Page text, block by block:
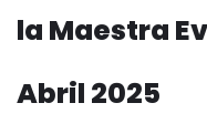
la Maestra
Abril 2025